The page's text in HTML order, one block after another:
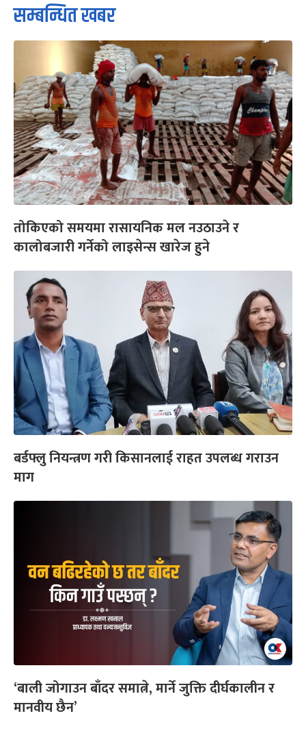
सम्बन्धित खबर
तोकिएको समयमा रासायनिक मल नउठाउने र
कालोबजारी गर्नेको लाइसेन्स खारेज हुने
बर्डफ्लु नियन्त्रण गरी किसानलाई राहत उपलब्ध गराउन
माग
‘बाली जोगाउन बाँदर समात्ने, मार्ने जुक्ति दीर्घकालीन र
मानवीय छैन’